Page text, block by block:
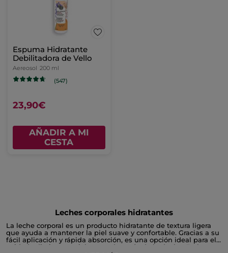
Espuma Hidratante
Debilitadora de Vello
Aereosol 200 ml
(547)
23,90€
AÑADIR A MI
CESTA
Leches corporales hidratantes
La leche corporal es un producto hidratante de textura ligera
que ayuda a mantener la piel suave y confortable. Gracias a su
fácil aplicación y rápida absorción, es una opción ideal para el
cuidado diario, especialmente después de la ducha. En la